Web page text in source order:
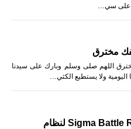
على سي…
مخترق
اللهم صلى وسلم وبارك على سيدنا
ولا يستطيع الكثي…
تنزيل Sigma Battle Royale Apk لنظام